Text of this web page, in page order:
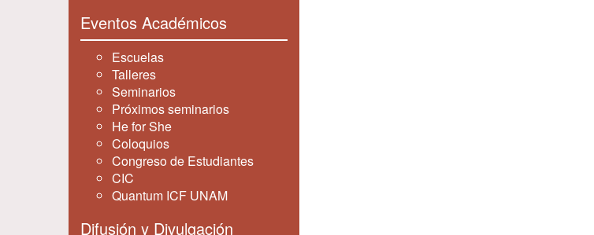
Eventos Académicos
Escuelas
Talleres
Seminarios
Próximos seminarios
He for She
Coloquios
Congreso de Estudiantes
CIC
Quantum ICF UNAM
Difusión y Divulgación